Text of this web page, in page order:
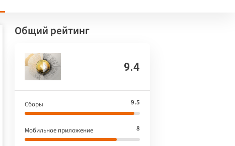
Общий рейтинг
9.4
Сборы 9.5
Мобильное приложение 8